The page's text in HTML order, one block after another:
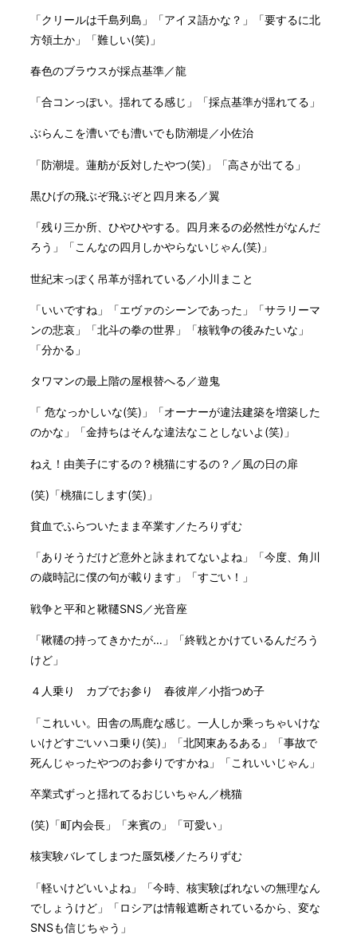
「クリールは千島列島」「アイヌ語かな？」「要するに北
方領土か」「難しい(笑)」
春色のブラウスが採点基準／龍
「合コンっぽい。揺れてる感じ」「採点基準が揺れてる」
ぶらんこを漕いでも漕いでも防潮堤／小佐治
「防潮堤。蓮舫が反対したやつ(笑)」「高さが出てる」
黒ひげの飛ぶぞ飛ぶぞと四月来る／翼
「残り三か所、ひやひやする。四月来るの必然性がなんだ
ろう」「こんなの四月しかやらないじゃん(笑)」
世紀末っぽく吊革が揺れている／小川まこと
「いいですね」「エヴァのシーンであった」「サラリーマ
ンの悲哀」「北斗の拳の世界」「核戦争の後みたいな」
「分かる」
タワマンの最上階の屋根替へる／遊鬼
「 危なっかしいな(笑)」「オーナーが違法建築を増築した
のかな」「金持ちはそんな違法なことしないよ(笑)」
ねえ！由美子にするの？桃猫にするの？／風の日の扉
(笑)「桃猫にします(笑)」
貧血でふらついたまま卒業す／たろりずむ
「ありそうだけど意外と詠まれてないよね」「今度、角川
の歳時記に僕の句が載ります」「すごい！」
戦争と平和と鞦韆SNS／光音座
「鞦韆の持ってきかたが…」「終戦とかけているんだろう
けど」
４人乗り カブでお参り 春彼岸／小指つめ子
「これいい。田舎の馬鹿な感じ。一人しか乘っちゃいけな
いけどすごいハコ乗り(笑)」「北関東あるある」「事故で
死んじゃったやつのお参りですかね」「これいいじゃん」
卒業式ずっと揺れてるおじいちゃん／桃猫
(笑)「町内会長」「来賓の」「可愛い」
核実験バレてしまつた蜃気楼／たろりずむ
「軽いけどいいよね」「今時、核実験ばれないの無理なん
でしょうけど」「ロシアは情報遮断されているから、変な
SNSも信じちゃう」